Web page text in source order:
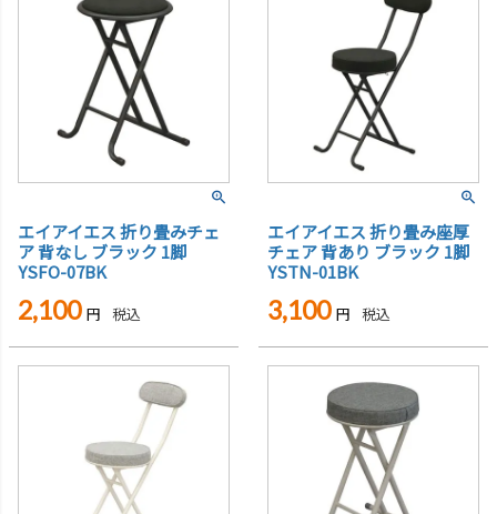
エイアイエス 折り畳みチェ
ア 背なし ブラック 1脚
YSFO-07BK
2,100 税込
エイアイエス 折り畳み座厚
チェア 背あり ブラック 1脚
YSTN-01BK
3,100 税込